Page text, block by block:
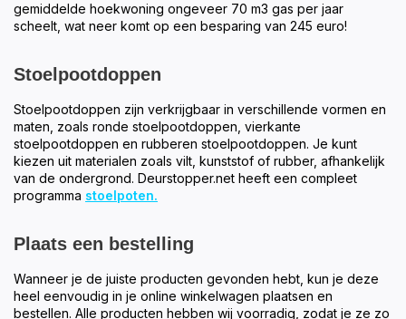
gemiddelde hoekwoning ongeveer 70 m3 gas per jaar
scheelt, wat neer komt op een besparing van 245 euro!
Stoelpootdoppen
Stoelpootdoppen zijn verkrijgbaar in verschillende vormen en
maten, zoals ronde stoelpootdoppen, vierkante
stoelpootdoppen en rubberen stoelpootdoppen. Je kunt
kiezen uit materialen zoals vilt, kunststof of rubber, afhankelijk
van de ondergrond. Deurstopper.net heeft een compleet
programma stoelpoten.
Plaats een bestelling
Wanneer je de juiste producten gevonden hebt, kun je deze
heel eenvoudig in je online winkelwagen plaatsen en
bestellen. Alle producten hebben wij voorradig, zodat je ze zo